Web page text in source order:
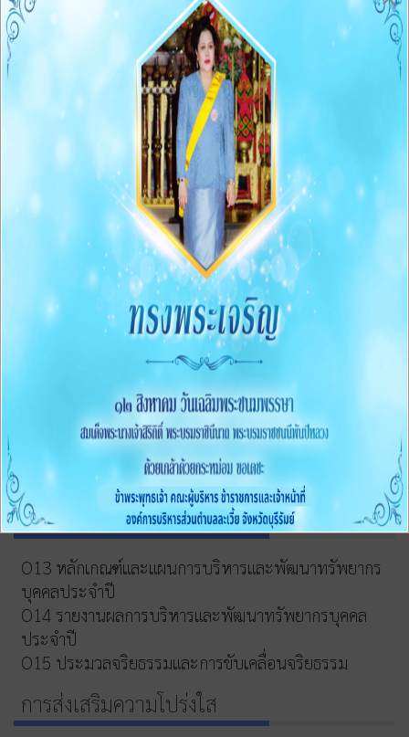
Q&A Webbroad
O4 ข่าวประชาสัมพันธ์
การบริหารงานและงบประมาณ
05 แผนยุทธศาสตร์หรือแผนพัฒนาหน่วยงาน
O6 แผนและความก้าวหน้าในการดำเนินงานและการใช้จ่าย
งบประมาณประจำปี
O7 รายงานผลการดำเนินงานประจำปี
O8 คู่มือหรือแนวทางการปฏิบัติงานของเจ้าหน้าที่
O9 คู่มือหรือแนวทางการขอรับบริการสำหรับผู้รับบริการ
หรือผู้มาติดต่อ
O10 ระบบการให้บริการผ่านช่องทางออนไลน์(E-Service)
ข้อมูลสถิติการให้บริการ
การจัดซื้อจัดจ้าง
011 สรุปผลการจัดซื้้อจัดจ้างหรือการจัดหาพัสดุรายเดือน
ประจำปีงบประมาณ พ.ศ.2569 (แบบ สขร.1)
012 รายงานสรุปผลการจัดซื้อจัดจ้างหรือการจัดหาพัสดุ
ของหน่วยงาน ประจำปีงบประมาณ พ.ศ.2568
การบริหารและพัฒนาทรัพยากรบุคคล
O13 หลักเกณฑ์และแผนการบริหารและพัฒนาทรัพยากร
บุคคลประจำปี
O14 รายงานผลการบริหารและพัฒนาทรัพยากรบุคคล
ประจำปี
O15 ประมวลจริยธรรมและการขับเคลื่อนจริยธรรม
การส่งเสริมความโปร่งใส